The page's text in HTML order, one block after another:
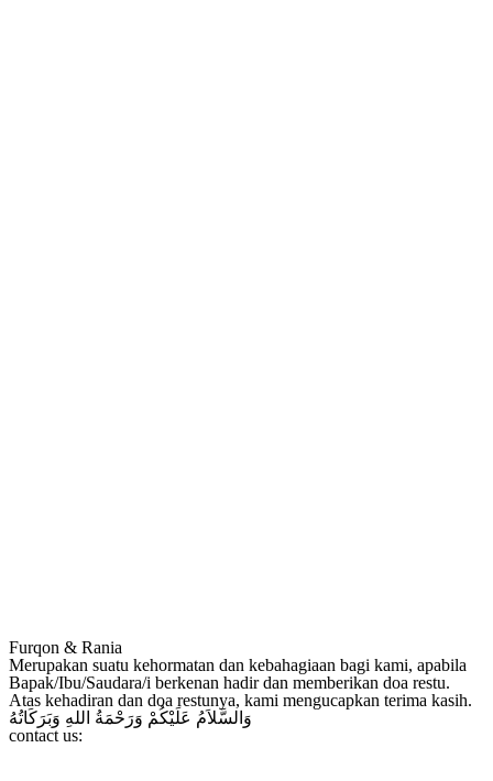
Furqon & Rania
Merupakan suatu kehormatan dan kebahagiaan bagi kami, apabila
Bapak/Ibu/Saudara/i berkenan hadir dan memberikan doa restu.
Atas kehadiran dan doa restunya, kami mengucapkan terima kasih.
وَالسَّلاَمُ عَلَيْكُمْ وَرَحْمَةُ اللهِ وَبَرَكَاتُهُ
contact us: